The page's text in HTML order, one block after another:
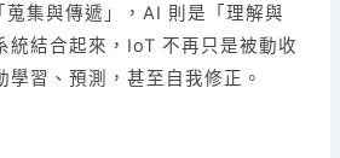
集與傳遞」，AI 則是「理解與
統結合起來，IoT 不再只是被動收
學習、預測，甚至自我修正。